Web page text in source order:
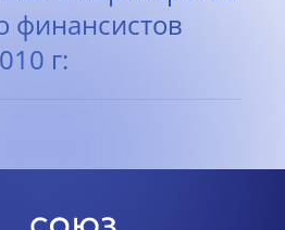
финансистов
г: